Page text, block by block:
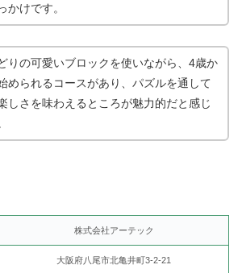
かけです。
りの可愛いブロックを使いながら、4歳か
められるコースがあり、パズルを通して
しさを味わえるところが魅力的だと感じ
株式会社アーテック
大阪府八尾市北亀井町3-2-21